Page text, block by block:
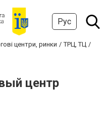
Рус
центри, ринки
ТРЦ, ТЦ
центр